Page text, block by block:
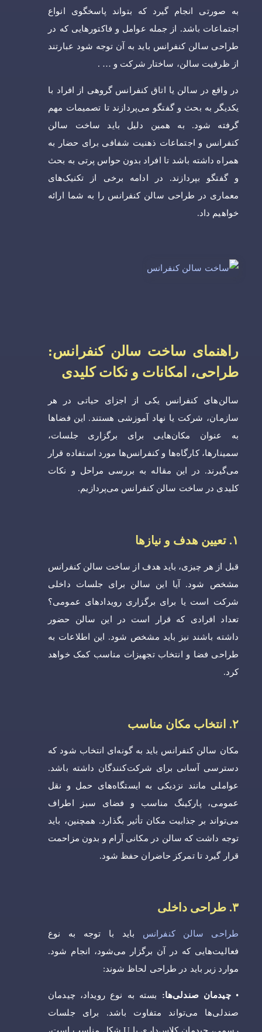
به صورتی انجام گیرد که بتواند پاسخگوی انواع
اجتماعات باشد. از جمله عوامل و فاکتورهایی که در
طراحی سالن کنفرانس باید به آن توجه شود عبارتند
از ظرفیت سالن، ساختار شرکت و … .
در واقع در سالن یا اتاق کنفرانس گروهی از افراد با
یکدیگر به بحث و گفتگو می‌پردازند تا تصمیمات مهم
گرفته شود. به همین دلیل باید ساخت سالن
کنفرانس و اجتماعات ذهنیت شفافی برای حضار به
همراه داشته باشد تا افراد بدون حواس پرتی به بحث
و گفتگو بپردازند. در ادامه برخی از تکنیک‌های
معماری در طراحی سالن کنفرانس را به شما ارائه
خواهیم داد.
راهنمای ساخت سالن کنفرانس:
طراحی، امکانات و نکات کلیدی
سالن‌های کنفرانس یکی از اجزای حیاتی در هر
سازمان، شرکت یا نهاد آموزشی هستند. این فضاها
به عنوان مکان‌هایی برای برگزاری جلسات،
سمینارها، کارگاه‌ها و کنفرانس‌ها مورد استفاده قرار
می‌گیرند. در این مقاله به بررسی مراحل و نکات
کلیدی در ساخت سالن کنفرانس می‌پردازیم.
۱. تعیین هدف و نیازها
قبل از هر چیزی، باید هدف از ساخت سالن کنفرانس
مشخص شود. آیا این سالن برای جلسات داخلی
شرکت است یا برای برگزاری رویدادهای عمومی؟
تعداد افرادی که قرار است در این سالن حضور
داشته باشند نیز باید مشخص شود. این اطلاعات به
طراحی فضا و انتخاب تجهیزات مناسب کمک خواهد
کرد.
۲. انتخاب مکان مناسب
مکان سالن کنفرانس باید به گونه‌ای انتخاب شود که
دسترسی آسانی برای شرکت‌کنندگان داشته باشد.
عواملی مانند نزدیکی به ایستگاه‌های حمل و نقل
عمومی، پارکینگ مناسب و فضای سبز اطراف
می‌تواند بر جذابیت مکان تأثیر بگذارد. همچنین، باید
توجه داشت که سالن در مکانی آرام و بدون مزاحمت
قرار گیرد تا تمرکز حاضران حفظ شود.
۳. طراحی داخلی
طراحی سالن کنفرانس باید با توجه به نوع
فعالیت‌هایی که در آن برگزار می‌شود، انجام شود.
موارد زیر باید در طراحی لحاظ شوند:
•چیدمان صندلی‌ها: بسته به نوع رویداد، چیدمان
صندلی‌ها می‌تواند متفاوت باشد. برای جلسات
رسمی، چیدمان کلاس‌داری یا U شکل مناسب است،